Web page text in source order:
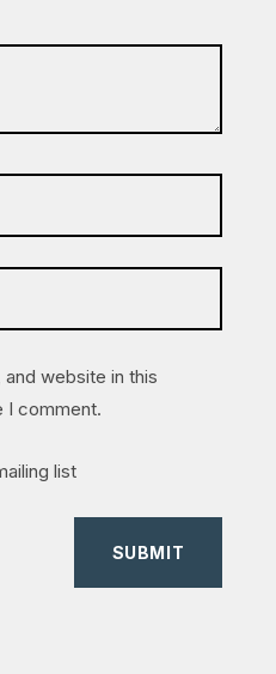
and website in this
I comment.
list
SUBMIT